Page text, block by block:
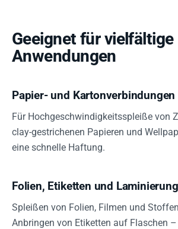
Geeignet für vielfältige
Anwendungen
Papier- und Kartonverbindungen
Für Hochgeschwindigkeitsspleiße von
clay-gestrichenen Papieren und
eine schnelle Haftung.
Folien, Etiketten und Laminierung
Spleißen von Folien, Filmen und
Anbringen von Etiketten auf Flaschen